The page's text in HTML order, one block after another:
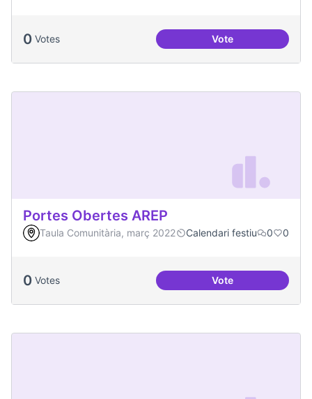
0 Votes VoteEspai Jove
Portes Obertes AREP
Taula Comunitària, març 2022 Calendari festiu 0 0
0 Votes VotePortes Obertes